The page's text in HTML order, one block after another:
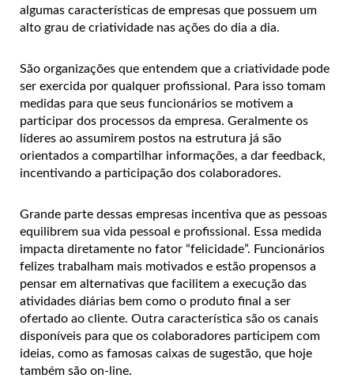
algumas características de empresas que possuem um
alto grau de criatividade nas ações do dia a dia.
São organizações que entendem que a criatividade pode
ser exercida por qualquer profissional. Para isso tomam
medidas para que seus funcionários se motivem a
participar dos processos da empresa. Geralmente os
líderes ao assumirem postos na estrutura já são
orientados a compartilhar informações, a dar feedback,
incentivando a participação dos colaboradores.
Grande parte dessas empresas incentiva que as pessoas
equilibrem sua vida pessoal e profissional. Essa medida
impacta diretamente no fator “felicidade”. Funcionários
felizes trabalham mais motivados e estão propensos a
pensar em alternativas que facilitem a execução das
atividades diárias bem como o produto final a ser
ofertado ao cliente. Outra característica são os canais
disponíveis para que os colaboradores participem com
ideias, como as famosas caixas de sugestão, que hoje
também são on-line.